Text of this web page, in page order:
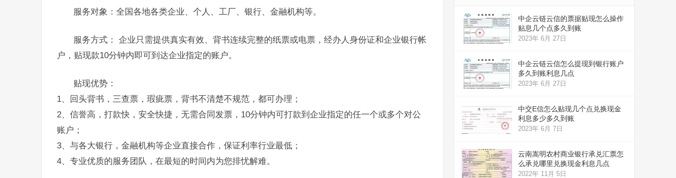
服务对象：全国各地各类企业、个人、工厂、银行、金融机构等。
服务方式： 企业只需提供真实有效、背书连续完整的纸票或电票，经办人身份证和企业银行帐
户，贴现款10分钟内即可到达企业指定的账户。
贴现优势：
1、回头背书，三查票，瑕疵票，背书不清楚不规范，都可办理；
2、信誉高，打款快，安全快捷，无需合同发票，10分钟内可打款到企业指定的任一个或多个对公
账户；
3、与各大银行，金融机构等企业直接合作，保证利率行业最低；
4、专业优质的服务团队，在最短的时间内为您排忧解难。
中企云链云信的票据贴现怎么操作
贴息几个点多久到账
2023年 6月 27日
中企云链云信怎么提现到银行账户
多久到账利息几点
2023年 6月 27日
中交E信怎么贴现几个点兑换现金
利息多少多久到账
2023年 6月 7日
云南嵩明农村商业银行承兑汇票怎
么承兑哪里兑换现金利息几点
2022年 11月 5日